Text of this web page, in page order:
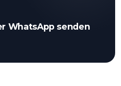
WhatsApp senden